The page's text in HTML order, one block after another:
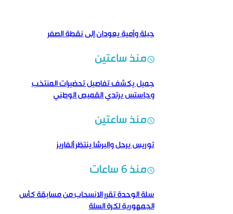
جبلة وأمية يعودان إلى نقطة الصفر
منذ ساعتين
جميل يكشف تفاصيل تحضيرات المنتخب
وجاستس يرتدي القميص الوطني
منذ ساعتين
توريس يرحل والبرشا ينتظر ألفاريز
منذ 6 ساعات
سلة الوحدة تقرر الانسحاب من مسابقة كأس
الجمهورية لكرة السلة